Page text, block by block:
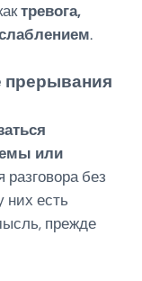
тревога,
.
прерывания
или
без
них есть
прежде